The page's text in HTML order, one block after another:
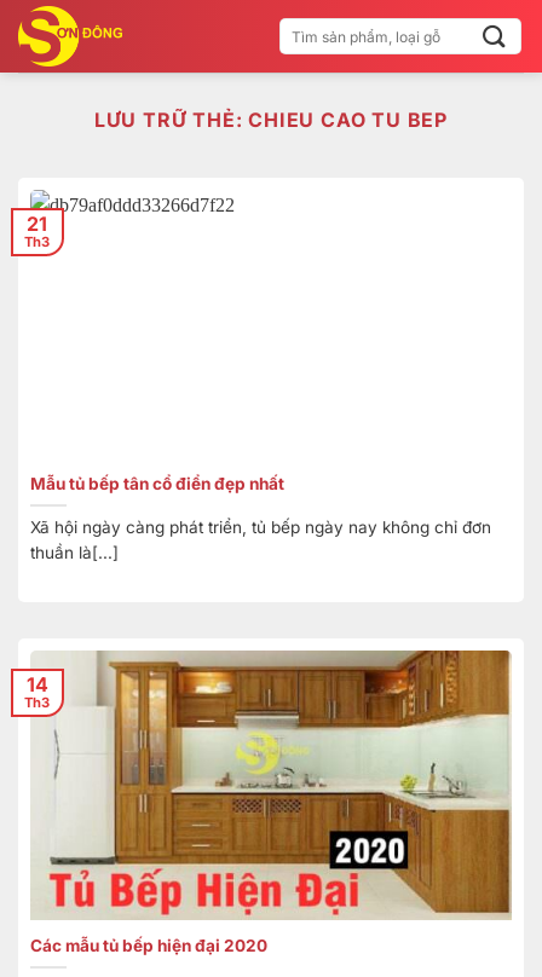
qua
nội
Tìm
kiếm:
LƯU TRỮ THẺ:CHIEU CAO TU BEP
Mẫu tủ bếp tân cổ điển đẹp nhất
Xã hội ngày càng phát triển, tủ bếp ngày nay không chỉ đơn
thuần là[...]
21
Th3
Các mẫu tủ bếp hiện đại 2020
14
Th3